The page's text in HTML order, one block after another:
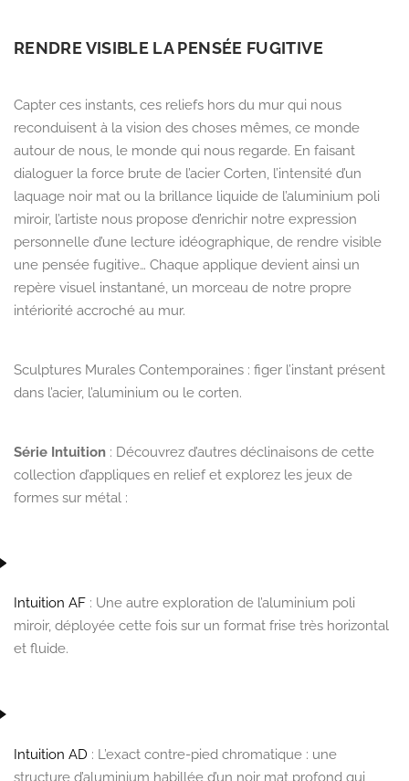
RENDRE VISIBLE LA PENSÉE FUGITIVE
Capter ces instants, ces reliefs hors du mur qui nous
reconduisent à la vision des choses mêmes, ce monde
autour de nous, le monde qui nous regarde. En faisant
dialoguer la force brute de l’acier Corten, l’intensité d’un
laquage noir mat ou la brillance liquide de l’aluminium poli
miroir, l’artiste nous propose d’enrichir notre expression
personnelle d’une lecture idéographique, de rendre visible
une pensée fugitive… Chaque applique devient ainsi un
repère visuel instantané, un morceau de notre propre
intériorité accroché au mur.
Sculptures Murales Contemporaines : figer l’instant présent
dans l’acier, l’aluminium ou le corten.
Série Intuition : Découvrez d’autres déclinaisons de cette
collection d’appliques en relief et explorez les jeux de
formes sur métal :
Intuition AF : Une autre exploration de l’aluminium poli
miroir, déployée cette fois sur un format frise très horizontal
et fluide.
Intuition AD : L’exact contre-pied chromatique : une
structure d’aluminium habillée d’un noir mat profond qui